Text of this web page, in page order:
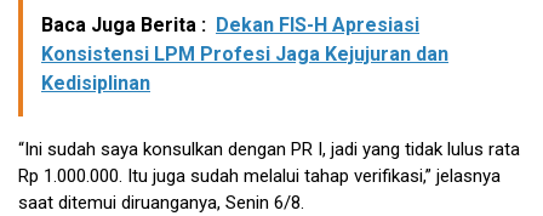
Baca Juga Berita : Dekan FIS-H Apresiasi
Konsistensi LPM Profesi Jaga Kejujuran dan
Kedisiplinan
“Ini sudah saya konsulkan dengan PR I, jadi yang tidak lulus rata
Rp 1.000.000. Itu juga sudah melalui tahap verifikasi,” jelasnya
saat ditemui diruanganya, Senin 6/8.